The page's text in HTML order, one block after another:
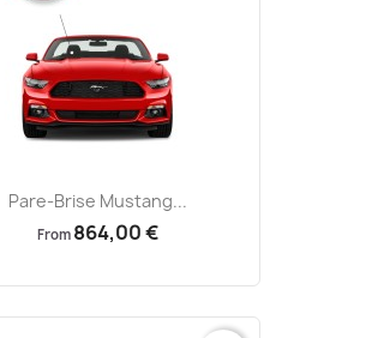
Pare-Brise Mustang...
From 864,00 €